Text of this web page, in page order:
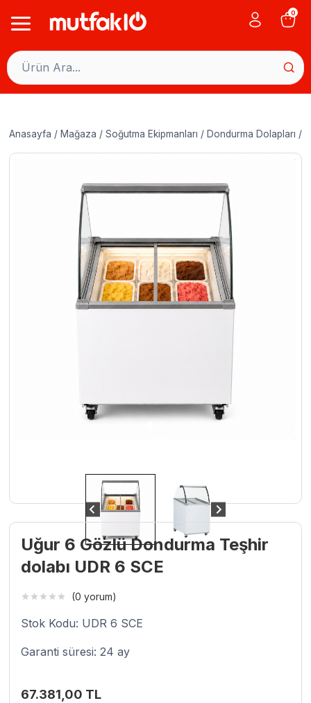
0
Anasayfa / Mağaza / Soğutma Ekipmanları / Dondurma Dolapları /
Uğur 6 Gözlü Dondurma Teşhir
dolabı UDR 6 SCE
(0 yorum)
Stok Kodu: UDR 6 SCE
Garanti süresi: 24 ay
67.381,00 TL